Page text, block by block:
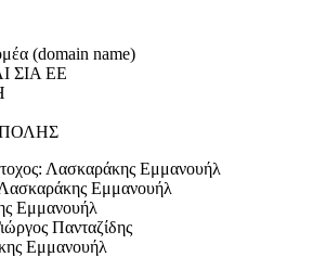
(domain name)
ΣΙΑ ΕΕ
Λασκαράκης Εμμανουήλ
Εμμανουήλ
Εμμανουήλ
Πανταζίδης
Εμμανουήλ